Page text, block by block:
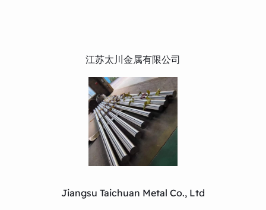
江苏太川金属有限公司
Jiangsu Taichuan Metal Co., Ltd